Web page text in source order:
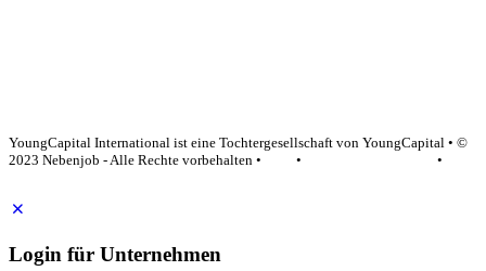
YoungCapital International ist eine Tochtergesellschaft von YoungCapital • ©
2023 Nebenjob - Alle Rechte vorbehalten •
•
•
Login für Unternehmen